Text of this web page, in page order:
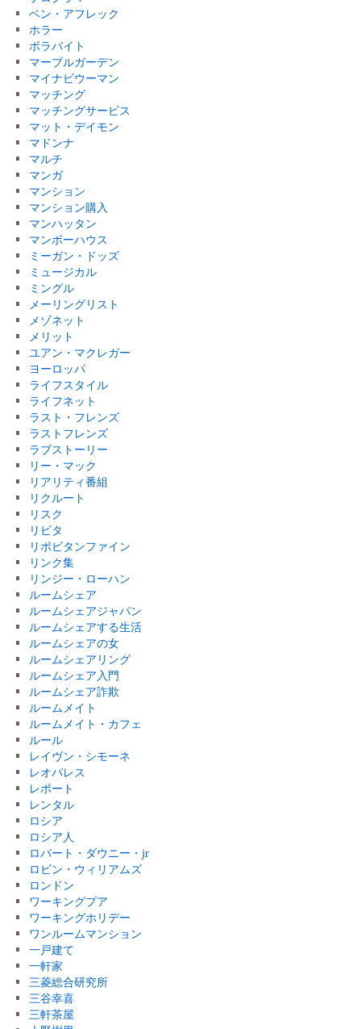
ベン・アフレック
ホラー
ボラバイト
マーブルガーデン
マイナビウーマン
マッチング
マッチングサービス
マット・デイモン
マドンナ
マルチ
マンガ
マンション
マンション購入
マンハッタン
マンボーハウス
ミーガン・ドッズ
ミュージカル
ミングル
メーリングリスト
メゾネット
メリット
ユアン・マクレガー
ヨーロッパ
ライフスタイル
ライフネット
ラスト・フレンズ
ラストフレンズ
ラブストーリー
リー・マック
リアリティ番組
リクルート
リスク
リビタ
リポビタンファイン
リンク集
リンジー・ローハン
ルームシェア
ルームシェアジャパン
ルームシェアする生活
ルームシェアの女
ルームシェアリング
ルームシェア入門
ルームシェア詐欺
ルームメイト
ルームメイト・カフェ
ルール
レイヴン・シモーネ
レオパレス
レポート
レンタル
ロシア
ロシア人
ロバート・ダウニー・jr
ロビン・ウィリアムズ
ロンドン
ワーキングプア
ワーキングホリデー
ワンルームマンション
一戸建て
一軒家
三菱総合研究所
三谷幸喜
三軒茶屋